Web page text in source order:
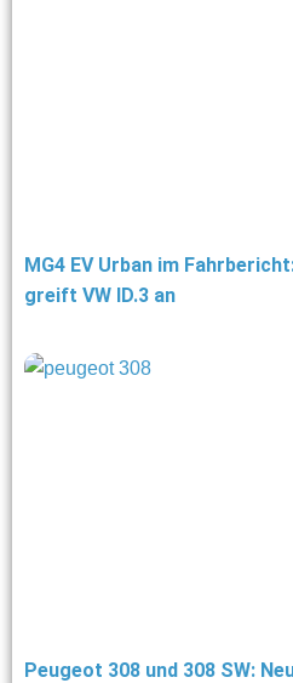
MG4 EV Urban im
greift VW ID.3 an
Peugeot 308 und 308 SW: